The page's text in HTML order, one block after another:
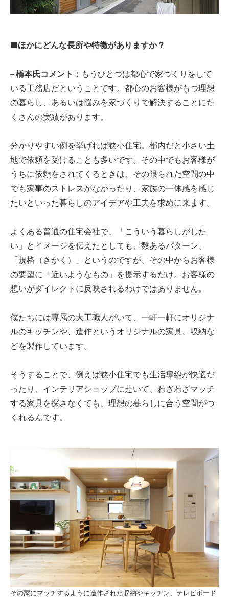
■ほかにどんな長所や特徴がありますか？
− 橋本氏コメント： もうひとつは都心で家づくりをして
いる工務店だということです。都心のお客様がもつ理想
の暮らし、あるいは悩みを家づくりで解決することにた
くさんの実績があります。
分かりやすい例を挙げれば狭小住宅。都内だと小さい土
地で依頼を受けることも多いです。その中でもお客様が
うちに依頼をされてくるときは、その限られた空間の中
でも家事のストレスがなかったり、家族の一体感を感じ
たいといった暮らしのアイデアや工夫を求めに来ます。
よくある普通の住宅会社で、「こういう暮らしがした
い」とイメージを伝えたとしても、数あるパターン、
「規格（きかく）」というのですが、その中からお客様
の要望に「近いようなもの」を提示するだけ。お客様の
想いがダイレクトに反映されるわけではありません。
僕たちには専属の大工職人がいて、一軒一軒にオリジナ
ルのキッチンや、造作というオリジナルの家具、収納な
どを製作しています。
そうすることで、例えば狭小住宅でも生活導線が快適だ
ったり、インテリアショップに赴いて、わざわざマッチ
する家具を探さなくても、理想の暮らしに合う空間がつ
くれるんです。
その家にマッチするように造作された収納やキッチン、テレビボード